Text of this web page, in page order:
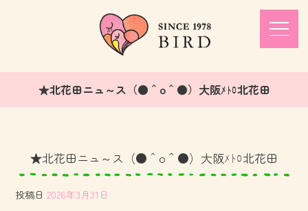
★北花田ニュ～ス（●＾o＾●）大阪ﾒﾄﾛ北花田
★北花田ニュ～ス（●＾o＾●）大阪ﾒﾄﾛ北花田
投稿日 2026年3月31日